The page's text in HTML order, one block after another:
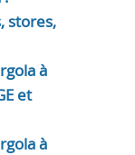
stores,
à
et
à